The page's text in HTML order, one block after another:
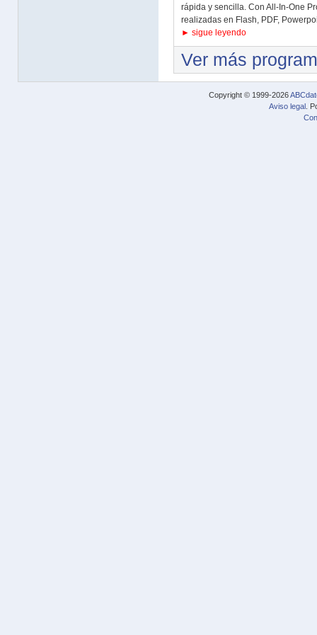
rápida y sencilla. Con All-In-One
realizadas en Flash, PDF,
► sigue leyendo
Ver más
Copyright © 1999-2026
Aviso legal .